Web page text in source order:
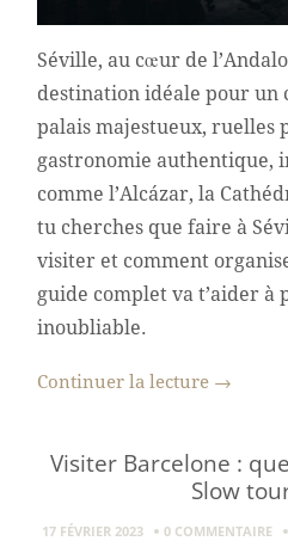
Séville, au cœur de
destination idéale pour un
palais majestueux, ruelles
gastronomie authentique,
comme l’Alcázar, la
tu cherches que faire à
visiter et comment
guide complet va t’aider à
inoubliable.
Continuer la lecture →
Visiter Barcelone :
Slow
17 FÉVRIER 2023 0 COMMENTAIRE